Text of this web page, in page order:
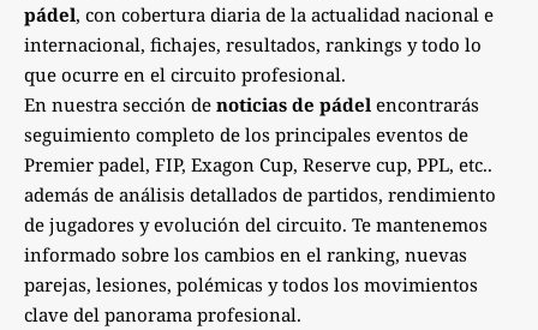
pádel, con cobertura diaria de la actualidad nacional e
internacional, fichajes, resultados, rankings y todo lo
que ocurre en el circuito profesional.
En nuestra sección de noticias de pádel encontrarás
seguimiento completo de los principales eventos de
Premier padel, FIP, Exagon Cup, Reserve cup, PPL, etc..
además de análisis detallados de partidos, rendimiento
de jugadores y evolución del circuito. Te mantenemos
informado sobre los cambios en el ranking, nuevas
parejas, lesiones, polémicas y todos los movimientos
clave del panorama profesional.